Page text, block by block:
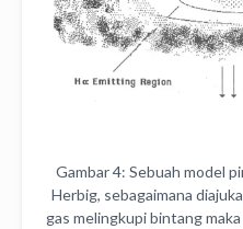
Gambar 4: Sebuah model
Herbig, sebagaimana
gas melingkupi bintang